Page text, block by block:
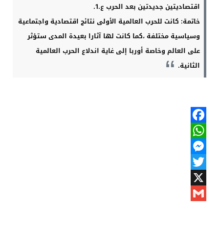
اقتصاديتين جديدتين بعد الحرب ع.1.
خاتمة: كانت للحرب العالمية الأولى نتائج اقتصادية واجتماعية
وسياسية مختلفة ،كما كانت لها آثارا بعيدة المدى ستؤثر
على العالم وخاصة أوربا إلى غاية اندلاع الحرب العالمية
الثانية.
Facebook
WhatsApp
Messenger
Twitter
X